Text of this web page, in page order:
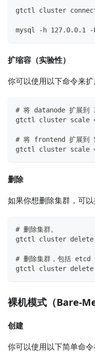
gtctl cluster
mysql -h 127.0.0.1 -
扩缩容（实验性）
你可以使用以下命令来
# 将 datanode 扩展到 3
gtctl cluster scale
# 将 frontend 扩展到 5
gtctl cluster scale
删除
如果你想删除集群，可以
# 删除集群。
gtctl cluster delete
# 删除集群，包括 etcd
gtctl cluster delete
裸机模式（Bare-
创建
你可以使用以下简单命